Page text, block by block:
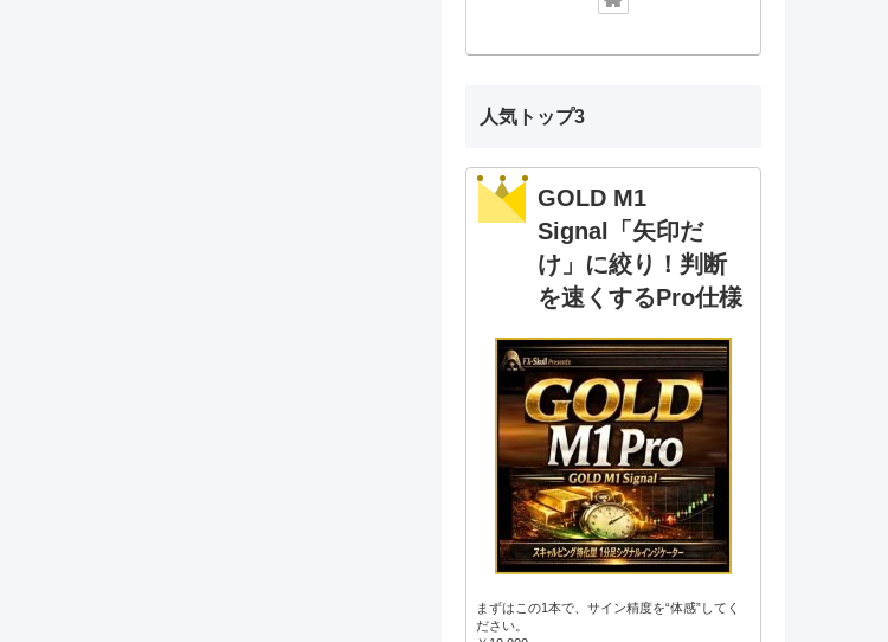
人気トップ3
GOLD M1
Signal「矢印だ
け」に絞り！判断
を速くするPro仕様
まずはこの1本で、サイン精度を“体感”してく
ださい。